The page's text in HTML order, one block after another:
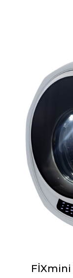
FİXmini